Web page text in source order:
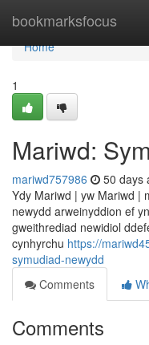
bookmarksfocus
Home
Home
1
Mariwd:
mariwd757986 50 days
Ydy Mariwd | yw Mariwd |
newydd arweinyddion ef
gweithrediad newidiol
cynhyrchu https://
symudiad-newydd
Comments
Comments